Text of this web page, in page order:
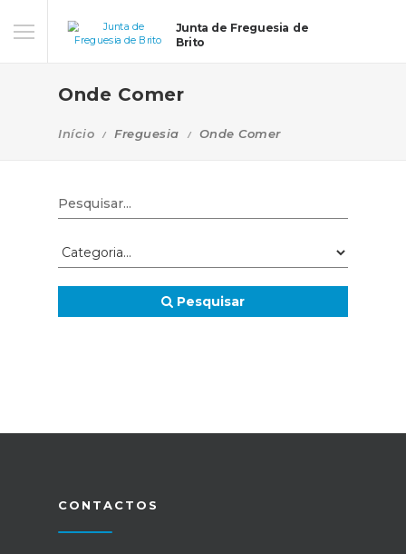
Junta de Freguesia de
Brito
Onde Comer
Início Freguesia Onde Comer
Pesquisar
CONTACTOS